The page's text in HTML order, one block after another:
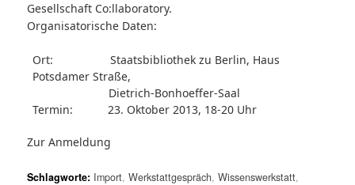
Gesellschaft Co:llaboratory.
Organisatorische Daten:
Ort: Staatsbibliothek zu Berlin, Haus
Potsdamer Straße,
Dietrich-Bonhoeffer-Saal
Termin: 23. Oktober 2013, 18-20 Uhr
Zur Anmeldung
Schlagworte: Import, Werkstattgespräch, Wissenswerkstatt,